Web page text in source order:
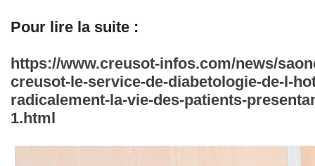
Pour lire la suite :
https://www.creusot-infos.com/news/
creusot-le-service-de-diabetologie-de-l-
radicalement-la-vie-des-patients-
1.html